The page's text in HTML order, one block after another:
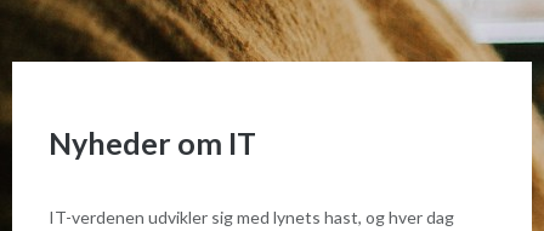
Nyheder om IT
IT-verdenen udvikler sig med lynets hast, og hver dag